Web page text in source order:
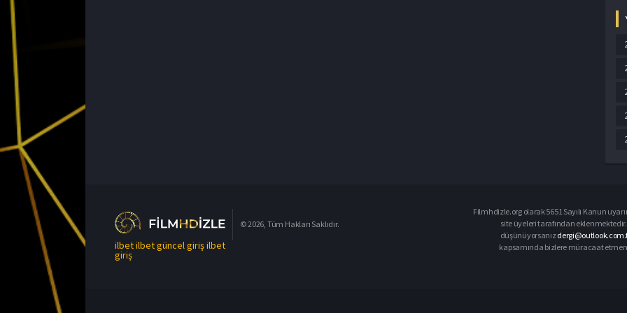
ilbetilbet güncel girişilbet
giriş
© 2026, Tüm Hakları Saklıdır.
Filmhdizle.org olarak 5651 Sayılı Kanun
site üyeleri tarafından
düşünüyorsanız
kapsamında bizlere müracaat